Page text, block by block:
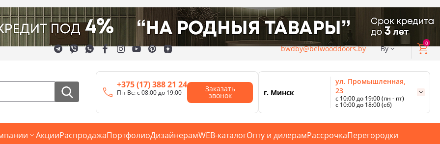
bwdby@belwooddoors.by By
0
+375 (17) 388 21 24
Пн-Вс: с 08:00 до 19:00 Заказать
звонок г. Минск
ул. Промышленная,
23
с 10:00 до 19:00 (пн - пт)
с 10:00 до 18:00 (сб)
с 10:00 до 18:00 (вс).
АкцииРаспродажаПортфолиоДизайнерамWEB-каталогОпту и дилерамРассрочкаПерегородки